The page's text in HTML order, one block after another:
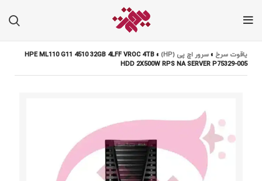
یاقوت سرخ »سرور اچ پی (HP) »
HPE ML110 G11 4510 32GB 4LFF VROC 4TB
HDD 2X500W RPS NA SERVER P75329-005